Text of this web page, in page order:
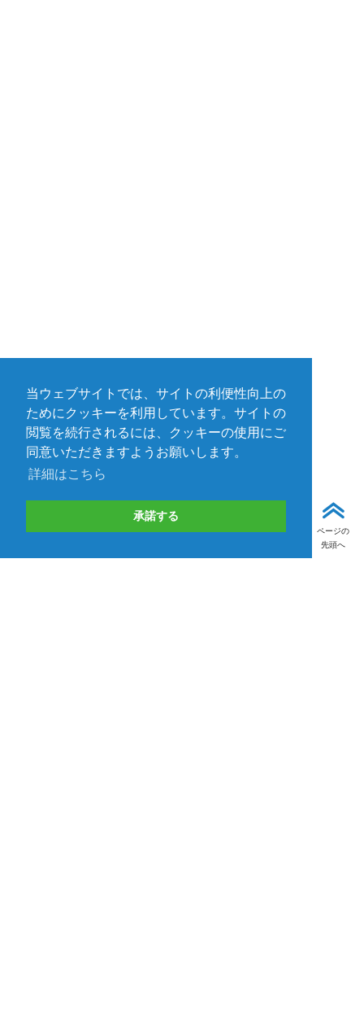
当ウェブサイトでは、サイトの利便性向上の
ためにクッキーを利用しています。サイトの
閲覧を続行されるには、クッキーの使用にご
同意いただきますようお願いします。
詳細はこちら
承諾する
ページの
先頭へ